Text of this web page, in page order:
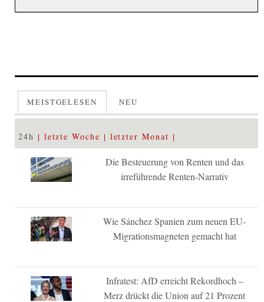
MEISTGELESEN NEU
24h letzte Woche letzter Monat
Die Besteuerung von Renten und das
irreführende Renten-Narrativ
Wie Sánchez Spanien zum neuen EU-
Migrationsmagneten gemacht hat
Infratest: AfD erreicht Rekordhoch –
Merz drückt die Union auf 21 Prozent